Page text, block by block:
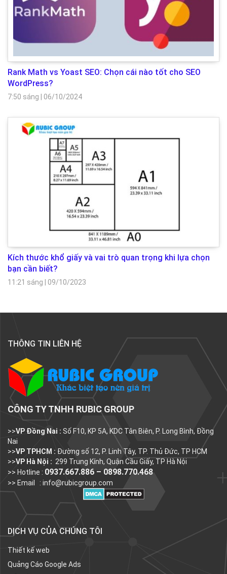
Rank Math vs Yoast SEO: Chọn cái nào tốt cho SEO
WordPress?
7:50 sáng 06/10/2024
Kích thước khổ giấy và vai trò quan trọng khi lựa chọn
bạn cần biết?
11:21 sáng 09/10/2023
THÔNG TIN LIÊN HỆ
CÔNG TY TNHH RUBIC GROUP
>>VP Đồng Nai : Số F10, KP 5A, KDC Tân Biên, P. Long Bình, Đồng
Nai
>>VP TPHCM : Đường số 12, P. Linh Tây, TP. Thủ Đức, TP HCM
>>VP Hà Nội : 299 Trung Kính, Quận Cầu Giấy, TP Hà Nội
>> Hotline : 0937.667.886 – 0898.770.468
>> Email : info@rubicgroup.com
DỊCH VỤ CỦA CHÚNG TÔI
Thiết kế web
Quảng Cáo Google Ads